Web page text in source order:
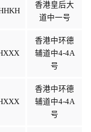
香港皇后大
道中一号
香港中环德
辅道中4-4A
号
香港中环德
辅道中4-4A
号